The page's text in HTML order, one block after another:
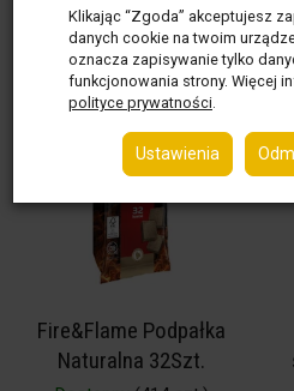
Do koszyka
Fire&Flame Podpałka
Naturalna 32Szt.
Klikając “Zgoda” akceptujesz
danych cookie na twoim
oznacza zapisywanie tylko
funkcjonowania strony. Więcej
polityce prywatności.
Ustawienia